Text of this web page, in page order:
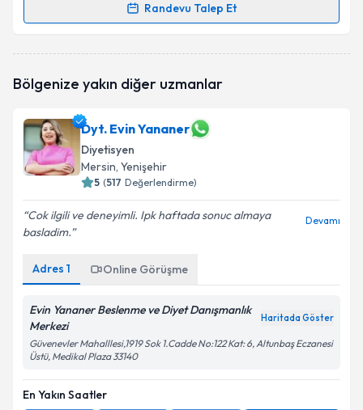
Randevu Talep Et
Randevu Takvimi Talebi
Size bu uzmandan randevu almanız için bir takvim
E-posta Adresiniz
Kişisel verilerimin işlenmesine ilişkinAydınlatma
Bölgenize yakın diğer uzmanlar
Dyt. Evin Yananer
Diyetisyen
Mersin, Yenişehir
5 (517 Değerlendirme)
Cok ilgili ve deneyimli. Ipk haftada sonuc almaya
basladim.
Devamı
Adres 1 Online Görüşme
Evin Yananer Beslenme ve Diyet Danışmanlık
Merkezi
Haritada Göster
Güvenevler Mahalllesi,1919 Sok 1.Cadde No:122 Kat: 6, Altunbaş Eczanesi
Üstü, Medikal Plaza 33140
En Yakın Saatler